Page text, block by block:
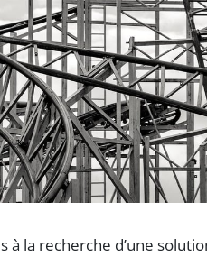
à la recherche d’une